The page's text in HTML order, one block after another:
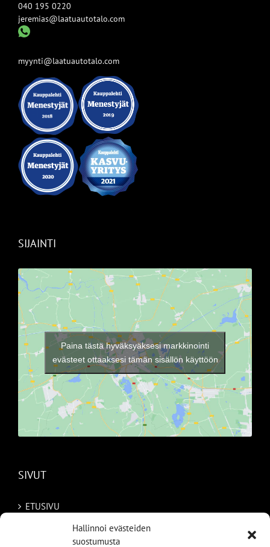
Hallinnoi evästeiden
suostumusta
040 195 0220
jeremias@laatuautotalo.com
myynti@laatuautotalo.com
SIJAINTI
Paina tästä hyväksyäksesi markkinointi
evästeet ottaaksesi tämän sisällön käyttöön
SIVUT
ETUSIVU